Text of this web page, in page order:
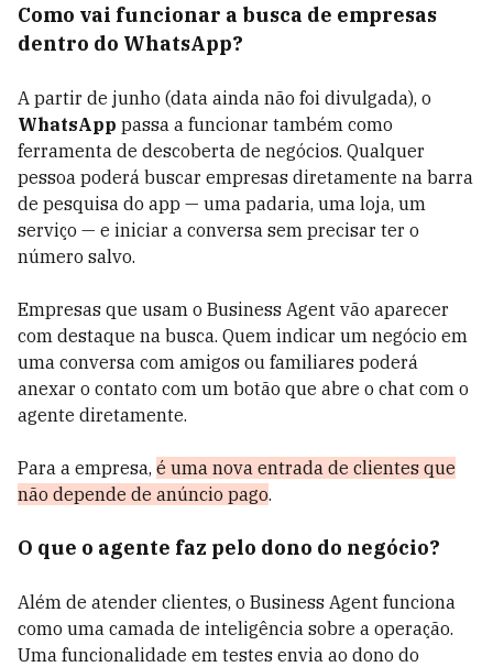
Como vai funcionar a busca de empresas
dentro do WhatsApp?
A partir de junho (data ainda não foi divulgada), o
WhatsApp passa a funcionar também como
ferramenta de descoberta de negócios. Qualquer
pessoa poderá buscar empresas diretamente na barra
de pesquisa do app — uma padaria, uma loja, um
serviço — e iniciar a conversa sem precisar ter o
número salvo.
Empresas que usam o Business Agent vão aparecer
com destaque na busca. Quem indicar um negócio em
uma conversa com amigos ou familiares poderá
anexar o contato com um botão que abre o chat com o
agente diretamente.
Para a empresa, é uma nova entrada de clientes que
não depende de anúncio pago.
O que o agente faz pelo dono do negócio?
Além de atender clientes, o Business Agent funciona
como uma camada de inteligência sobre a operação.
Uma funcionalidade em testes envia ao dono do